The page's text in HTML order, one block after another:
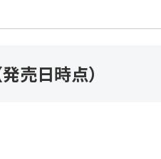
売日時点）